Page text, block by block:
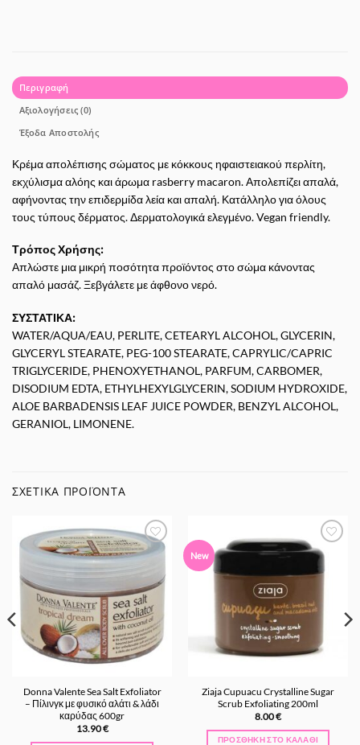
Περιγραφή
Αξιολογήσεις (0)
Έξοδα Αποστολής
Κρέμα απολέπισης σώματος με κόκκους ηφαιστειακού περλίτη,
εκχύλισμα αλόης και άρωμα rasberry macaron. Απολεπίζει απαλά,
αφήνοντας την επιδερμίδα λεία και απαλή. Κατάλληλο για όλους
τους τύπους δέρματος. Δερματολογικά ελεγμένο. Vegan friendly.
Τρόπος Χρήσης:
Απλώστε μια μικρή ποσότητα προϊόντος στο σώμα κάνοντας
απαλό μασάζ. Ξεβγάλετε με άφθονο νερό.
ΣΥΣΤΑΤΙΚΑ:
WATER/AQUA/EAU, PERLITE, CETEARYL ALCOHOL, GLYCERIN,
GLYCERYL STEARATE, PEG-100 STEARATE, CAPRYLIC/CAPRIC
TRIGLYCERIDE, PHENOXYETHANOL, PARFUM, CARBOMER,
DISODIUM EDTA, ETHYLHEXYLGLYCERIN, SODIUM HYDROXIDE,
ALOE BARBADENSIS LEAF JUICE POWDER, BENZYL ALCOHOL,
GERANIOL, LIMONENE.
ΣΧΕΤΙΚΆ ΠΡΟΪΌΝΤΑ
Προσθήκη
Αγαπημένα
Donna Valente Sea Salt Exfoliator
– Πίλινγκ με φυσικό αλάτι & λάδι
καρύδας 600gr
13.90€
New
Προσθήκη
Αγαπημένα
Ziaja Cupuacu Crystalline Sugar
Scrub Exfoliating 200ml
8.00€
ΠΡΟΣΘΉΚΗ ΣΤΟ ΚΑΛΆΘΙ